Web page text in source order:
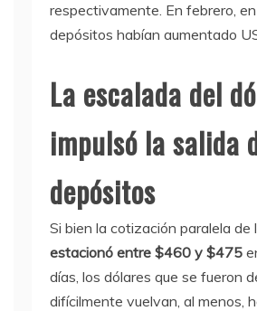
respectivamente. En febrero,
depósitos habían aumentado
La escalada del
impulsó la salida
depósitos
Si bien la cotización paralela de
estacionó entre $460 y $475
días, los dólares que se fueron
difícilmente vuelvan, al menos,